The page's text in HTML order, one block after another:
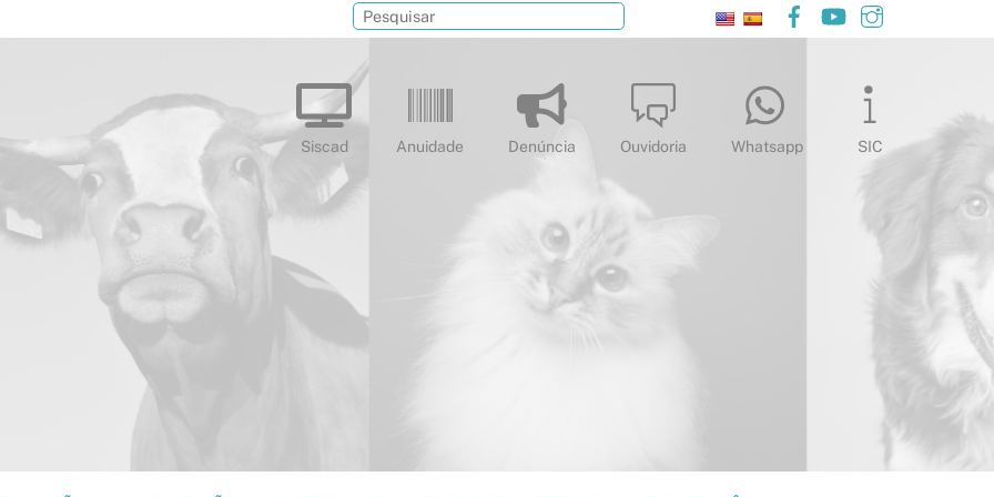
Facebook
YouTube
Siscad Anuidade Denúncia Ouvidoria Whatsapp SIC